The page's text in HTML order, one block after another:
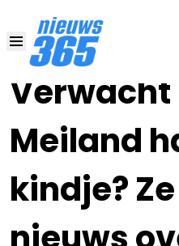
Meiland
kindje?
22 APR 2024, 19:00